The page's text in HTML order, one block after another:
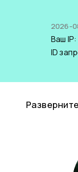
2026-
Ваш IP:
ID